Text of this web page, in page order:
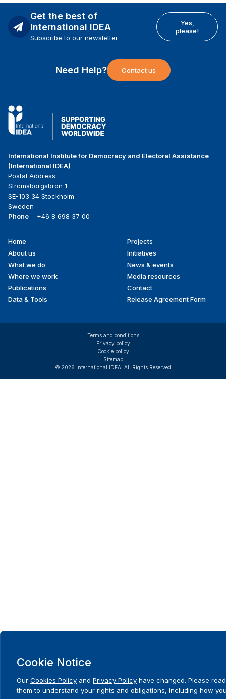
Get the best of
International IDEA
Subscribe to our newsletter
Yes,
please!
Need Help? Contact us
International Institute for Democracy and Electoral Assistance
(International IDEA)
Postal Address:
Strömsborgsbron 1
SE-103 34 Stockholm
Sweden
Phone
+46 8 698 37 00
Footer
menu
Home
About us
What we do
Where we work
Publications
Data & Tools
Projects
Initiatives
News & events
Media resources
Contact
Release Agreement Form
© 2026 International IDEA. All Rights Reserved
Terms and conditions
Privacy policy
Cookie policy
Sitemap
Cookie Notice
Our Cookies Policy and Privacy Policy have changed. Please read
them to understand your rights and obligations, including how